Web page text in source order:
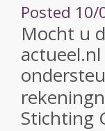
Posted
Mocht u
Stichting